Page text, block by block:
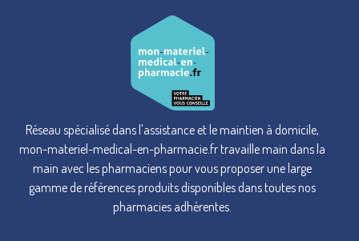
Réseau spécialisé dans l'assistance et le maintien à domicile,
mon-materiel-medical-en-pharmacie.fr travaille main dans la
main avec les pharmaciens pour vous proposer une large
gamme de références produits disponibles dans toutes nos
pharmacies adhérentes.